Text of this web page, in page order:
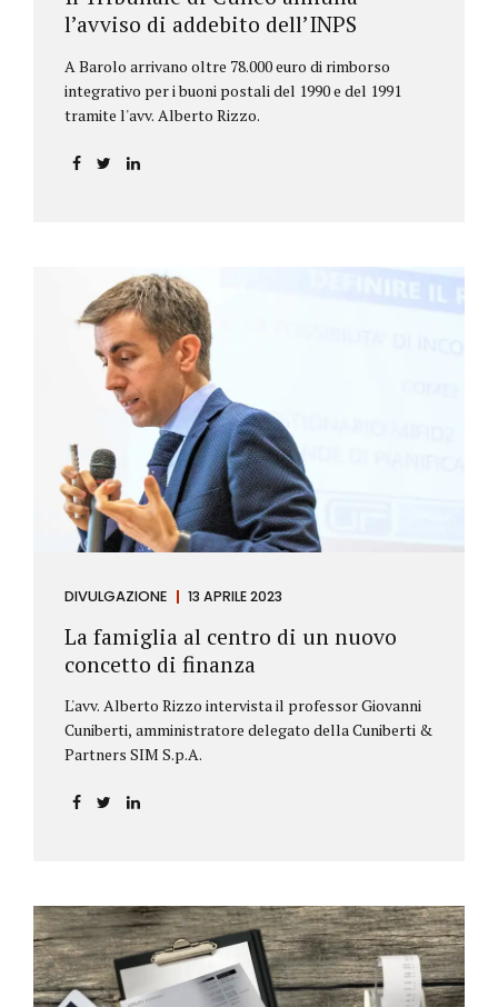
l’avviso di addebito dell’INPS
A Barolo arrivano oltre 78.000 euro di rimborso
integrativo per i buoni postali del 1990 e del 1991
tramite l'avv. Alberto Rizzo.
DIVULGAZIONE 13 APRILE 2023
La famiglia al centro di un nuovo
concetto di finanza
L'avv. Alberto Rizzo intervista il professor Giovanni
Cuniberti, amministratore delegato della Cuniberti &
Partners SIM S.p.A.